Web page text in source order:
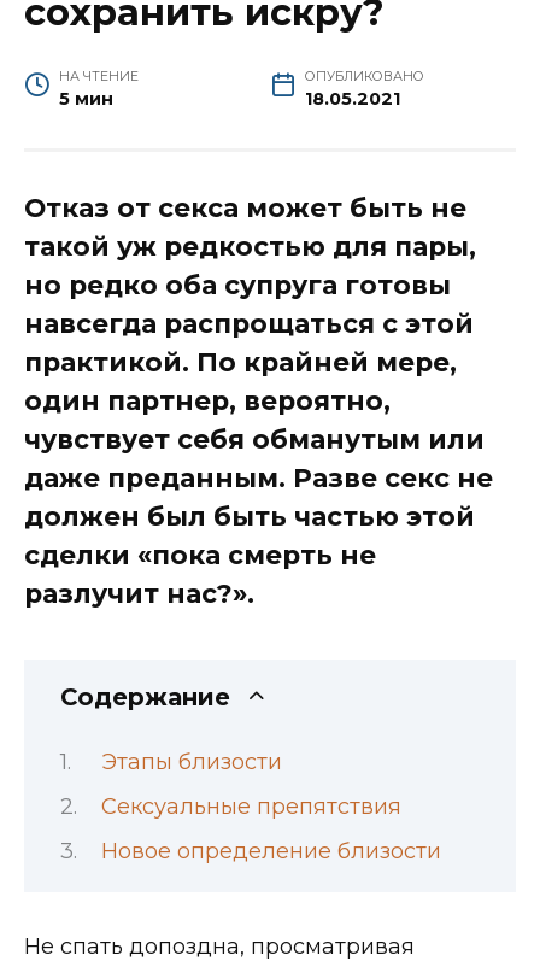
сохранить искру?
НА ЧТЕНИЕ
5 мин
ОПУБЛИКОВАНО
18.05.2021
Отказ от секса может быть не
такой уж редкостью для пары,
но редко оба супруга готовы
навсегда распрощаться с этой
практикой. По крайней мере,
один партнер, вероятно,
чувствует себя обманутым или
даже преданным. Разве секс не
должен был быть частью этой
сделки «пока смерть не
разлучит нас?».
Содержание
Этапы близости
Сексуальные препятствия
Новое определение близости
Не спать допоздна, просматривая